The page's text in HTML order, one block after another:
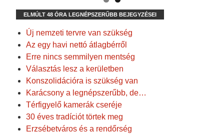
ELMÚLT 48 ÓRA LEGNÉPSZERŰBB BEJEGYZÉSEI
Új nemzeti tervre van szükség
Az egy havi nettó átlagbérről
Erre nincs semmilyen mentség
Választás lesz a kerületben
Konszolidációra is szükség van
Karácsony a legnépszerűbb, de…
Térfigyelő kamerák cseréje
30 éves tradíciót törtek meg
Erzsébetváros és a rendőrség